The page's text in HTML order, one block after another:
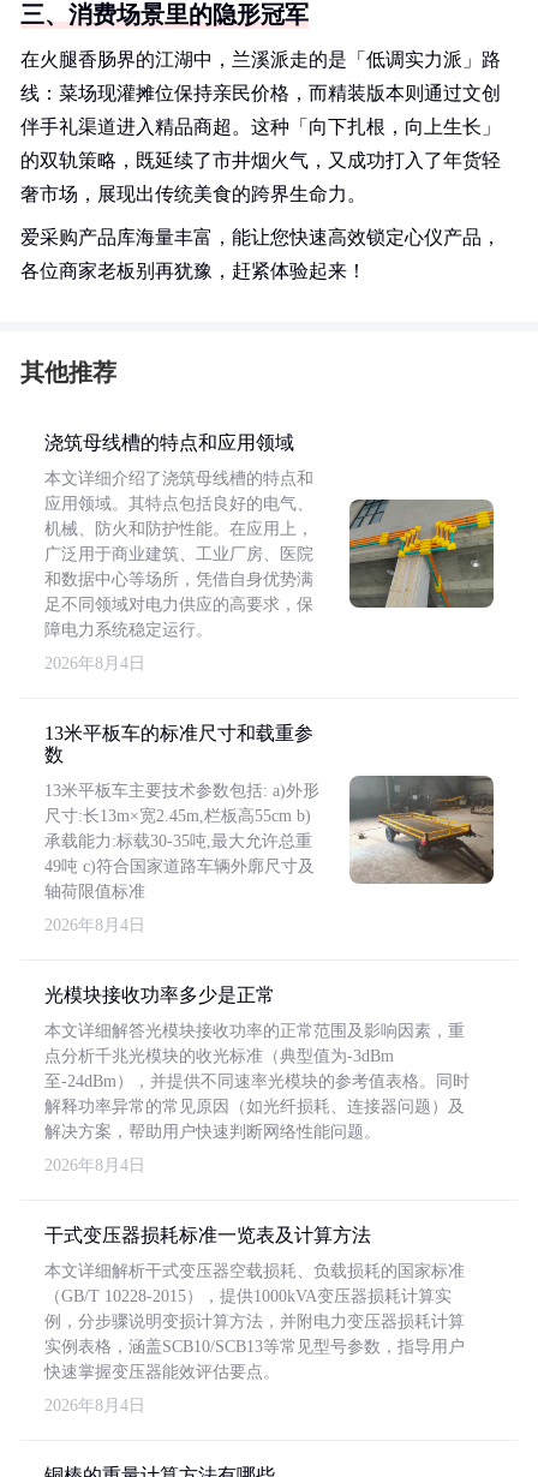
三、消费场景里的隐形冠军
在火腿香肠界的江湖中，兰溪派走的是「低调实力派」路
线：菜场现灌摊位保持亲民价格，而精装版本则通过文创
伴手礼渠道进入精品商超。这种「向下扎根，向上生长」
的双轨策略，既延续了市井烟火气，又成功打入了年货轻
奢市场，展现出传统美食的跨界生命力。
爱采购产品库海量丰富，能让您快速高效锁定心仪产品，
各位商家老板别再犹豫，赶紧体验起来！
其他推荐
浇筑母线槽的特点和应用领域
本文详细介绍了浇筑母线槽的特点和
应用领域。其特点包括良好的电气、
机械、防火和防护性能。在应用上，
广泛用于商业建筑、工业厂房、医院
和数据中心等场所，凭借自身优势满
足不同领域对电力供应的高要求，保
障电力系统稳定运行。
2026年8月4日
13米平板车的标准尺寸和载重参
数
13米平板车主要技术参数包括: a)外形
尺寸:长13m×宽2.45m,栏板高55cm b)
承载能力:标载30-35吨,最大允许总重
49吨 c)符合国家道路车辆外廓尺寸及
轴荷限值标准
2026年8月4日
光模块接收功率多少是正常
本文详细解答光模块接收功率的正常范围及影响因素，重
点分析千兆光模块的收光标准（典型值为-3dBm
至-24dBm），并提供不同速率光模块的参考值表格。同时
解释功率异常的常见原因（如光纤损耗、连接器问题）及
解决方案，帮助用户快速判断网络性能问题。
2026年8月4日
干式变压器损耗标准一览表及计算方法
本文详细解析干式变压器空载损耗、负载损耗的国家标准
（GB/T 10228-2015），提供1000kVA变压器损耗计算实
例，分步骤说明变损计算方法，并附电力变压器损耗计算
实例表格，涵盖SCB10/SCB13等常见型号参数，指导用户
快速掌握变压器能效评估要点。
2026年8月4日